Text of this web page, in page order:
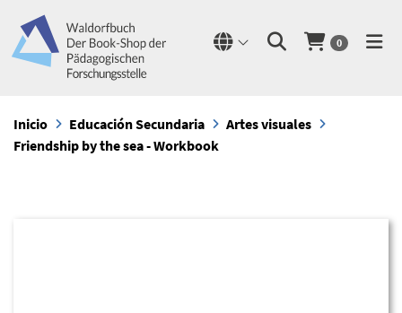
0
Inicio Educación Secundaria
Artes visuales
Friendship by the sea - Workbook